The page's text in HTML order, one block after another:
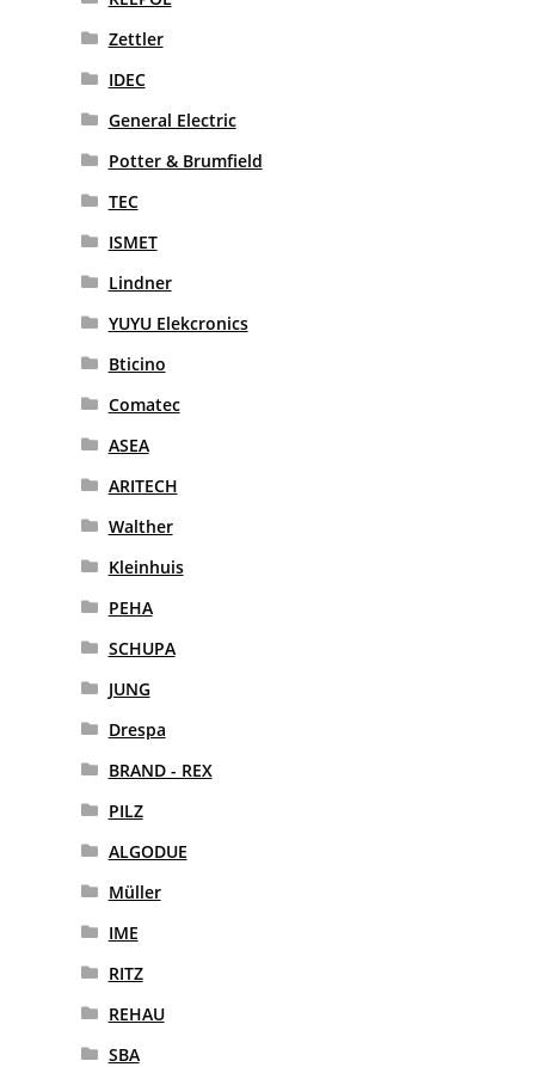
Zettler
IDEC
General Electric
Potter & Brumfield
TEC
ISMET
Lindner
YUYU Elekcronics
Bticino
Comatec
ASEA
ARITECH
Walther
Kleinhuis
PEHA
SCHUPA
JUNG
Drespa
BRAND - REX
PILZ
ALGODUE
Müller
IME
RITZ
REHAU
SBA